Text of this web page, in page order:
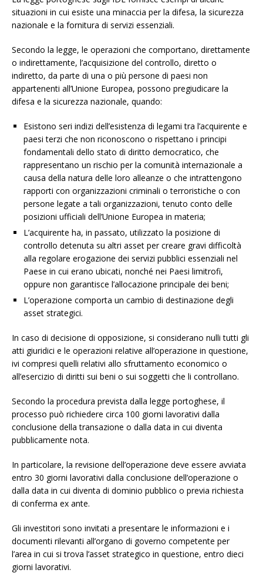
situazioni in cui esiste una minaccia per la difesa, la sicurezza
nazionale e la fornitura di servizi essenziali.
Secondo la legge, le operazioni che comportano, direttamente
o indirettamente, l’acquisizione del controllo, diretto o
indiretto, da parte di una o più persone di paesi non
appartenenti all’Unione Europea, possono pregiudicare la
difesa e la sicurezza nazionale, quando:
Esistono seri indizi dell’esistenza di legami tra l’acquirente e
paesi terzi che non riconoscono o rispettano i principi
fondamentali dello stato di diritto democratico, che
rappresentano un rischio per la comunità internazionale a
causa della natura delle loro alleanze o che intrattengono
rapporti con organizzazioni criminali o terroristiche o con
persone legate a tali organizzazioni, tenuto conto delle
posizioni ufficiali dell’Unione Europea in materia;
L’acquirente ha, in passato, utilizzato la posizione di
controllo detenuta su altri asset per creare gravi difficoltà
alla regolare erogazione dei servizi pubblici essenziali nel
Paese in cui erano ubicati, nonché nei Paesi limitrofi,
oppure non garantisce l’allocazione principale dei beni;
L’operazione comporta un cambio di destinazione degli
asset strategici.
In caso di decisione di opposizione, si considerano nulli tutti gli
atti giuridici e le operazioni relative all’operazione in questione,
ivi compresi quelli relativi allo sfruttamento economico o
all’esercizio di diritti sui beni o sui soggetti che li controllano.
Secondo la procedura prevista dalla legge portoghese, il
processo può richiedere circa 100 giorni lavorativi dalla
conclusione della transazione o dalla data in cui diventa
pubblicamente nota.
In particolare, la revisione dell’operazione deve essere avviata
entro 30 giorni lavorativi dalla conclusione dell’operazione o
dalla data in cui diventa di dominio pubblico o previa richiesta
di conferma ex ante.
Gli investitori sono invitati a presentare le informazioni e i
documenti rilevanti all’organo di governo competente per
l’area in cui si trova l’asset strategico in questione, entro dieci
giorni lavorativi.